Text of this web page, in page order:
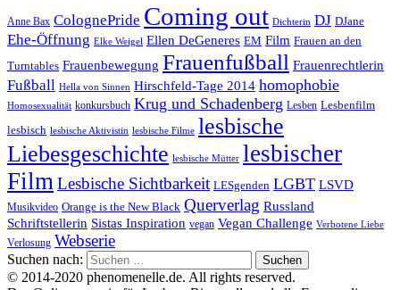
Anne Bax ColognePride Coming out Dichterin DJ DJane
Ehe-Öffnung Elke Weigel Ellen DeGeneres EM Film Frauen an den
Turntables Frauenbewegung Frauenfußball Frauenrechtlerin
Fußball Hella von Sinnen Hirschfeld-Tage 2014 homophobie
Homosexualität konkursbuch Krug und Schadenberg Lesben Lesbenfilm
lesbisch lesbische Aktivistin lesbische Filme lesbische
Liebesgeschichte lesbische Mütter lesbischer
Film Lesbische Sichtbarkeit LESgenden LGBT LSVD
Musikvideo Orange is the New Black Querverlag Russland
Schriftstellerin Sistas Inspiration vegan Vegan Challenge Verbotene Liebe
Verlosung Webserie
Suchen nach:
© 2014-2020 phenomenelle.de. All rights reserved.